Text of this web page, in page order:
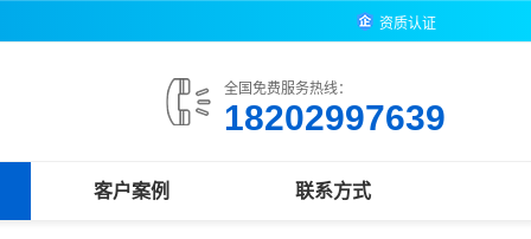
资质认证
全国免费服务热线：
18202997639
客户案例 联系方式